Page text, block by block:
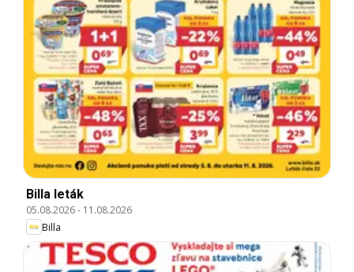
Billa leták
05.08.2026- 11.08.2026
Billa